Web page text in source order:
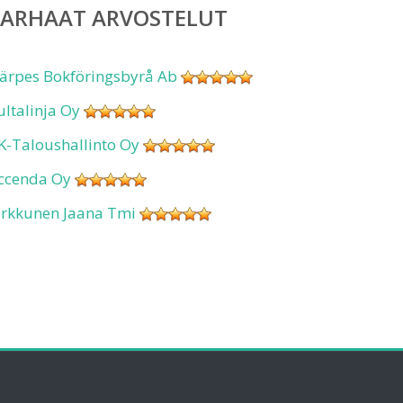
ARVOSTELUT
Bokföringsbyrå Ab
Oy
Taloushallinto Oy
Oy
Jaana Tmi